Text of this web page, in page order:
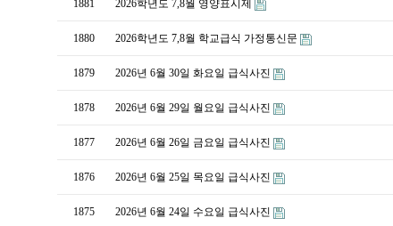
1881 2026학년도 7,8월 영양표시제
1880 2026학년도 7,8월 학교급식 가정통신문
1879 2026년 6월 30일 화요일 급식사진
1878 2026년 6월 29일 월요일 급식사진
1877 2026년 6월 26일 금요일 급식사진
1876 2026년 6월 25일 목요일 급식사진
1875 2026년 6월 24일 수요일 급식사진